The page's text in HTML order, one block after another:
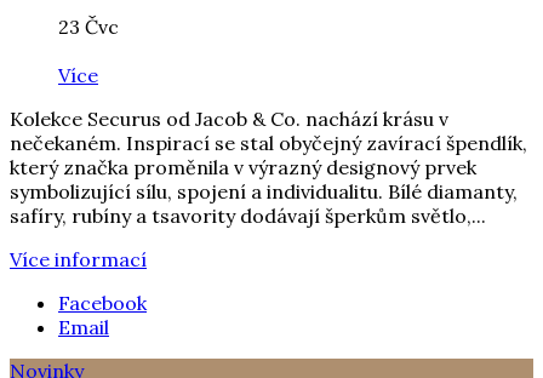
23 Čvc
Více
Kolekce Securus od Jacob & Co. nachází krásu v
nečekaném. Inspirací se stal obyčejný zavírací špendlík,
který značka proměnila v výrazný designový prvek
symbolizující sílu, spojení a individualitu. Bílé diamanty,
safíry, rubíny a tsavority dodávají šperkům světlo,...
Více informací
Facebook
Email
Novinky